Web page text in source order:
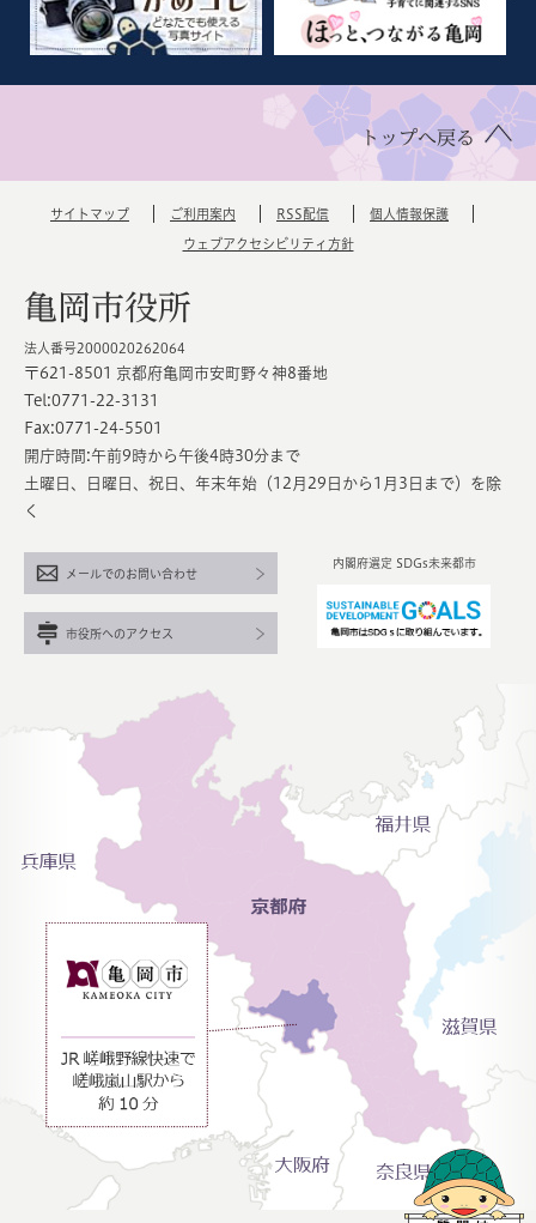
トップへ戻る
サイトマップ ご利用案内 RSS配信 個人情報保護
ウェブアクセシビリティ方針
亀岡市役所
法人番号2000020262064
〒621-8501 京都府亀岡市安町野々神8番地
Tel:0771-22-3131
Fax:0771-24-5501
開庁時間:午前9時から午後4時30分まで
土曜日、日曜日、祝日、年末年始（12月29日から1月3日まで）を除
く
内閣府選定 SDGs未来都市
メールでのお問い合わせ
市役所へのアクセス